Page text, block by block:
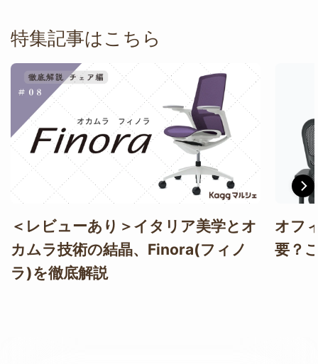
特集記事はこちら
＜レビューあり＞イタリア美学とオ
カムラ技術の結晶、Finora(フィノ
ラ)を徹底解説
オフ
要？